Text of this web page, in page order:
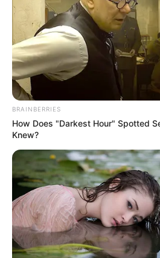
EMAIL
BRAINBERRIES
How Does "Darkest Hour" Spotted
Knew?